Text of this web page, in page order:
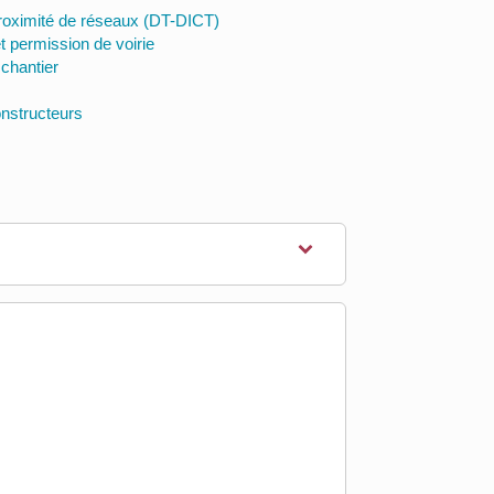
de réseaux (DT-DICT)
permission de voirie